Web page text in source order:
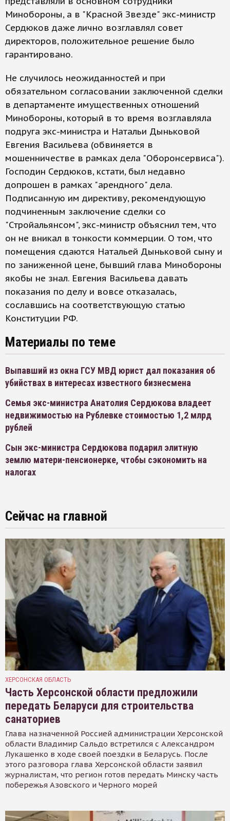
Минобороны, а в "Красной Звезде" экс-министр
Сердюков даже лично возглавлял совет
директоров, положительное решение было
гарантировано.
Не случилось неожиданностей и при
обязательном согласовании заключенной сделки
в департаменте имущественных отношений
Минобороны, который в то время возглавляла
подруга экс-министра и Натальи Дыньковой
Евгения Васильева (обвиняется в
мошенничестве в рамках дела "Оборонсервиса").
Господин Сердюков, кстати, был недавно
допрошен в рамках "арендного" дела.
Подписанную им директиву, рекомендующую
подчиненным заключение сделки со
"Стройальянсом", экс-министр объяснил тем, что
он не вникал в тонкости коммерции. О том, что
помещения сдаются Натальей Дыньковой сыну и
по заниженной цене, бывший глава Минобороны
якобы не знал. Евгения Васильева давать
показания по делу и вовсе отказалась,
сославшись на соответствующую статью
Конституции РФ.
Материалы по теме
Выпавший из окна ГСУ МВД юрист дал показания об
убийствах в интересах известного бизнесмена
Семья экс-министра Анатолия Сердюкова владеет
недвижимостью на Рублевке стоимостью 1,2 млрд
рублей
Сын экс-министра Сердюкова подарил элитную
землю матери-пенсионерке, чтобы сэкономить на
налогах
Сейчас на главной
ХЕРСОНСКАЯ ОБЛАСТЬ
Часть Херсонской области предложили
передать Беларуси для строительства
санаториев
Глава назначенной Россией администрации Херсонской
области Владимир Сальдо встретился с Александром
Лукашенко в ходе своей поездки в Беларусь. После
этого разговора глава Херсонской области заявил
журналистам, что регион готов передать Минску часть
побережья Азовского и Черного морей